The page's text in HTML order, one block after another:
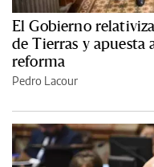
El Gobierno
de Tierras y apuesta
reforma
Pedro Lacour